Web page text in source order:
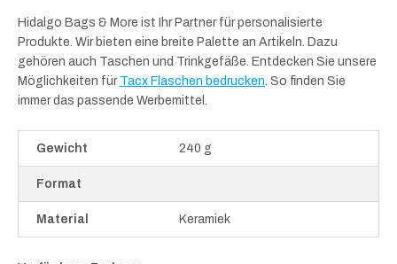
Hidalgo Bags & More ist Ihr Partner für personalisierte
Produkte. Wir bieten eine breite Palette an Artikeln. Dazu
gehören auch Taschen und Trinkgefäße. Entdecken Sie unsere
Möglichkeiten für Tacx Flaschen bedrucken . So finden Sie
immer das passende Werbemittel.
Gewicht 240 g
Format
Material Keramiek